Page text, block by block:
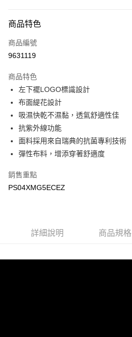
信用卡一次付款
LINE Pay
悠遊付
Google Pay
運送方式
宅配(離島)
商品特色
商品編號
9631119
商品特色
左下襬LOGO標識設計
布面緹花設計
吸濕快乾不濕黏，透氣舒適性佳
抗紫外線功能
面料採用來自瑞典的抗菌專利技術
彈性布料，增添穿著舒適度
銷售重點
PS04XMG5ECEZ
詳細說明 商品規格